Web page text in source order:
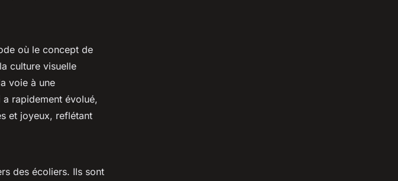
où le concept de
culture visuelle
voie à une
rapidement évolué,
et joyeux, reflétant
des écoliers. Ils sont